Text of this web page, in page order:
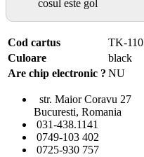
cosul este gol
Cod cartus
TK-
Culoare
black
Are chip electronic ? NU
str. Maior Coravu 27
Bucuresti, Romania
031-438.1141
0749-103 402
0725-930 757